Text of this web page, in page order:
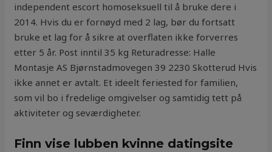
independent escort homoseksuell til å bruke dere i
2014. Hvis du er fornøyd med 2 lag, bør du fortsatt
bruke et lag for å sikre at overflaten ikke forverres
etter 5 år. Post inntil 35 kg Returadresse: Halle
Montasje AS Bjørnstadmovegen 39 2230 Skotterud Hvis
ikke annet er avtalt. Et ideelt feriested for familien,
som vil bo i fredelige omgivelser og samtidig tett på
aktiviteter og seværdigheter.
Finn vise lubben kvinne datingsite